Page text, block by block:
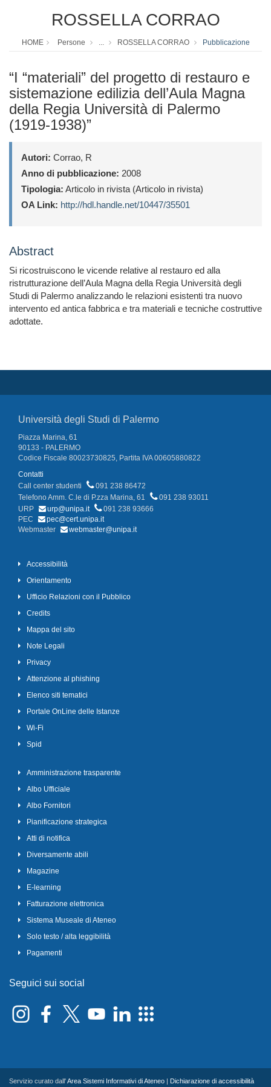
ROSSELLA CORRAO
HOME Persone ... ROSSELLA CORRAO Pubblicazione
“I “materiali” del progetto di restauro e
sistemazione edilizia dell’Aula Magna
della Regia Università di Palermo
(1919-1938)”
Autori: Corrao, R
Anno di pubblicazione: 2008
Tipologia: Articolo in rivista (Articolo in rivista)
OA Link: http://hdl.handle.net/10447/35501
Abstract
Si ricostruiscono le vicende relative al restauro ed alla
ristrutturazione dell’Aula Magna della Regia Università degli
Studi di Palermo analizzando le relazioni esistenti tra nuovo
intervento ed antica fabbrica e tra materiali e tecniche costruttive
adottate.
Università degli Studi di Palermo
Piazza Marina, 61
90133 - PALERMO
Codice Fiscale 80023730825, Partita IVA 00605880822
Contatti
Call center studenti
091 238 86472
Telefono Amm. C.le di P.zza Marina, 61
091 238 93011
URP
urp@unipa.it
091 238 93666
PEC
pec@cert.unipa.it
Webmaster
webmaster@unipa.it
Accessibilità
Orientamento
Ufficio Relazioni con il Pubblico
Credits
Mappa del sito
Note Legali
Privacy
Attenzione al phishing
Elenco siti tematici
Portale OnLine delle Istanze
Wi-Fi
Spid
Amministrazione trasparente
Albo Ufficiale
Albo Fornitori
Pianificazione strategica
Atti di notifica
Diversamente abili
Magazine
E-learning
Fatturazione elettronica
Sistema Museale di Ateneo
Solo testo / alta leggibilità
Pagamenti
Seguici sui social
Servizio curato dall'Area Sistemi Informativi di Ateneo Dichiarazione di accessibilità